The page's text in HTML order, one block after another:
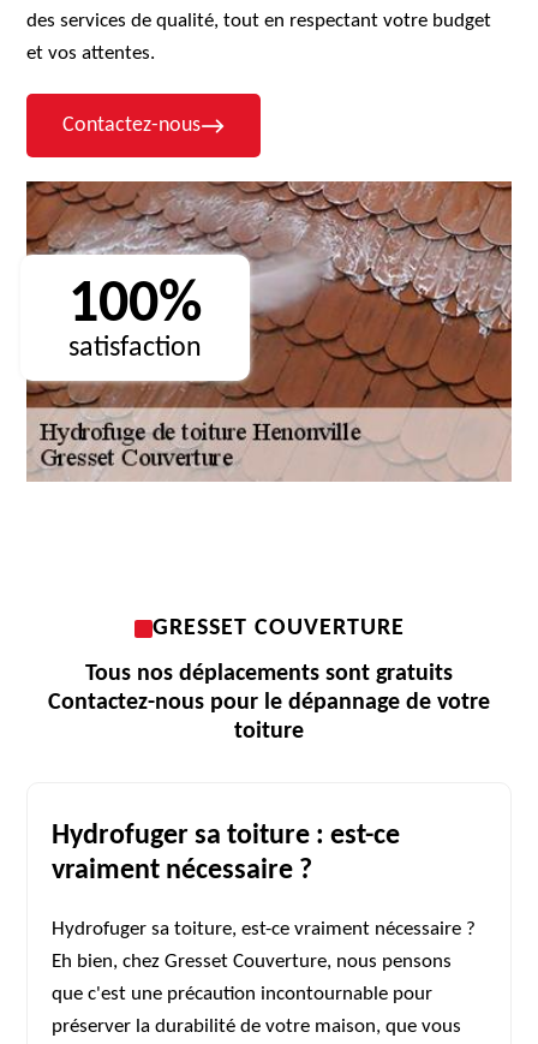
des services de qualité, tout en respectant votre budget
et vos attentes.
Contactez-nous
100%
satisfaction
GRESSET COUVERTURE
Tous nos déplacements sont gratuits
Contactez-nous pour le dépannage de votre
toiture
Hydrofuger sa toiture : est-ce
vraiment nécessaire ?
Hydrofuger sa toiture, est-ce vraiment nécessaire ?
Eh bien, chez Gresset Couverture, nous pensons
que c'est une précaution incontournable pour
préserver la durabilité de votre maison, que vous